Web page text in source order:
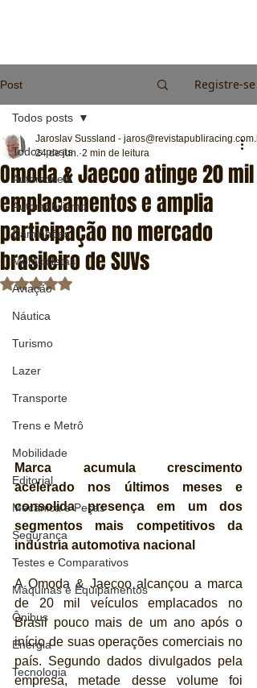
Post Registre-se
Todos posts
Automóveis
Automobilismo
Caminhões
Motocicletas
Aviação
Náutica
Turismo
Lazer
Transporte
Trens e Metrô
Mobilidade
Editorial
Mecânica e Peças
Segurança
Testes e Comparativos
Máquinas e Equipamentos
Ônibus
Energia
Tecnologia
Todos posts
Omoda & Jaecoo atinge 20 mil
emplacamentos e amplia
participação no mercado
brasileiro de SUVs
Jaroslav Sussland -
24 de jun. 2 min de leitura
Avaliado com NaN de 5 estrelas.
Marca acumula crescimento
acelerado nos últimos meses e
consolida presença em um dos
segmentos mais competitivos da
indústria automotiva nacional
A Omoda & Jaecoo alcançou a marca
de 20 mil veículos emplacados no
Brasil pouco mais de um ano após o
início de suas operações comerciais no
país. Segundo dados divulgados pela
empresa, metade desse volume foi